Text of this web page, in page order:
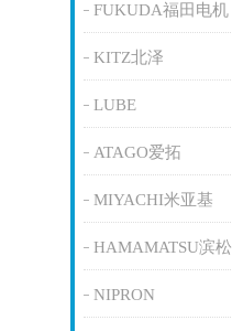
FUKUDA福田电机
KITZ北泽
LUBE
ATAGO爱拓
MIYACHI米亚基
HAMAMATSU滨松
NIPRON